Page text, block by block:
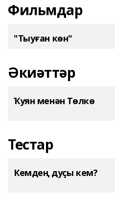
Фильмдар
"Тыуған көн"
Әкиәттәр
Ҡуян менән Төлкө
Тестар
Кемдең дуҫы кем?